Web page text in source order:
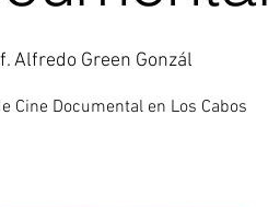
Alfredo Green Gonzál
Cine Documental en Los Cabos